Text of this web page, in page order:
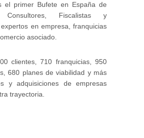
el primer Bufete en España de
Consultores, Fiscalistas y
en empresa, franquicias
asociado.
clientes, 710 franquicias, 950
680 planes de viabilidad y más
y adquisiciones de empresas
trayectoria.